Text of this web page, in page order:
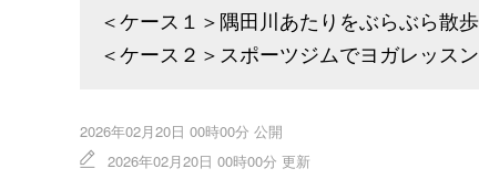
＜ケース１＞隅田川あたりをぶらぶら散
＜ケース２＞スポーツジムでヨガレッス
2026年02月20日 00時00分 公開
2026年02月20日 00時00分 更新